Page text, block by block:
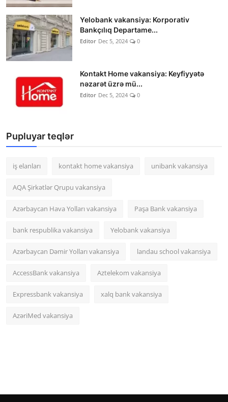
Yelobank vakansiya: Korporativ
Bankçılıq Departame...
Editor Dec 5, 2024 0
Kontakt Home vakansiya: Keyfiyyətə
nəzarət üzrə mü...
Editor Dec 5, 2024 0
Pupluyar teqlər
iş elanları kontakt home vakansiya unibank vakansiya
AQA Şirkətlər Qrupu vakansiya
Azərbaycan Hava Yolları vakansiya Paşa Bank vakansiya
bank respublika vakansiya Yelobank vakansiya
Azərbaycan Dəmir Yolları vakansiya landau school vakansiya
AccessBank vakansiya Aztelekom vakansiya
Expressbank vakansiya xalq bank vakansiya
AzəriMed vakansiya